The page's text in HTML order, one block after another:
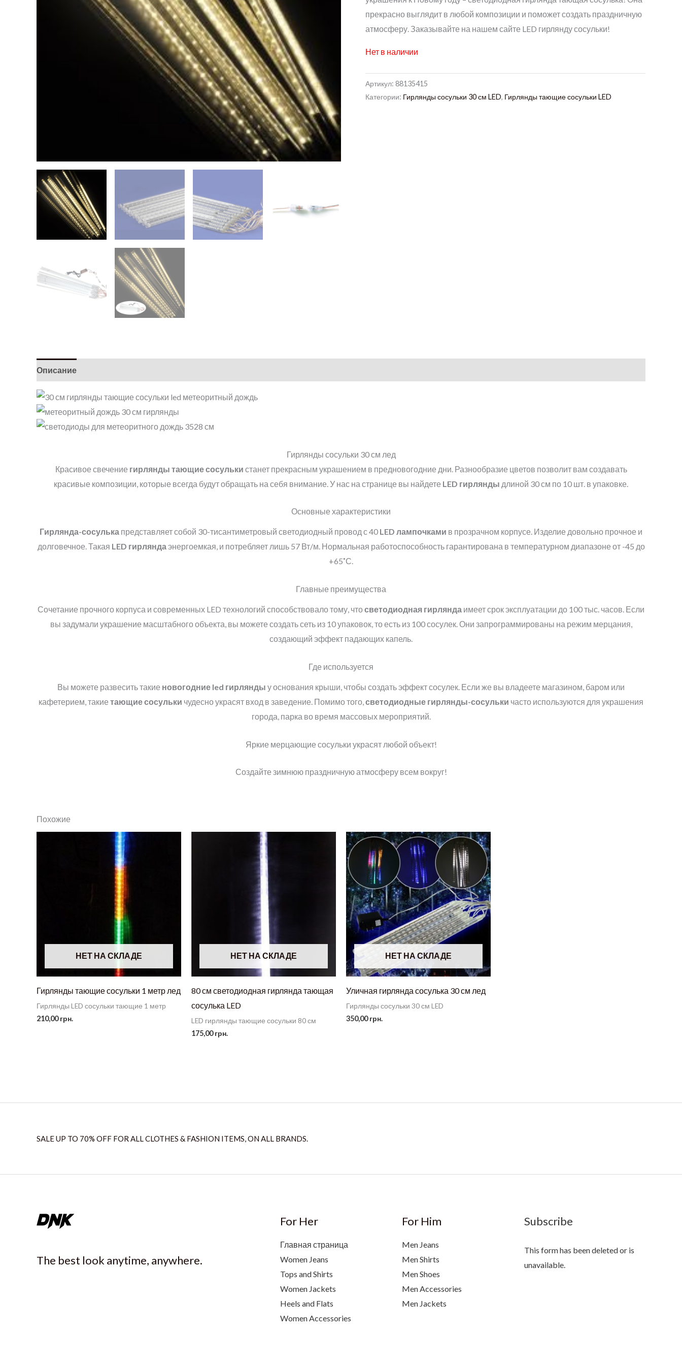
прекрасно выглядит в любой композиции и поможет создать праздничную
атмосферу. Заказывайте на нашем сайте LED гирлянду сосульки!
Нет в наличии
Артикул: 88135415
Категории: Гирлянды сосульки 30 см LED, Гирлянды тающие сосульки LED
Описание
Гирлянды сосульки 30 см лед
Красивое свечение гирлянды тающие сосульки станет прекрасным украшением в предновогодние дни. Разнообразие цветов позволит вам создавать
красивые композиции, которые всегда будут обращать на себя внимание. У нас на странице вы найдете LED гирлянды длиной 30 см по 10 шт. в упаковке.
Основные характеристики
Гирлянда-сосулька представляет собой 30-тисантиметровый светодиодный провод с 40 LED лампочками в прозрачном корпусе. Изделие довольно прочное и
долговечное. Такая LED гирляндаэнергоемкая, и потребляет лишь 57 Вт/м. Нормальная работоспособность гарантирована в температурном диапазоне от -45 до
+65˚С.
Главные преимущества
Сочетание прочного корпуса и современных LED технологий способствовало тому, чтосветодиодная гирлянда имеет срок эксплуатации до 100 тыс. часов. Если
вы задумали украшение масштабного объекта, вы можете создать сеть из 10 упаковок, то есть из 100 сосулек. Они запрограммированы на режим мерцания,
создающий эффект падающих капель.
Где используется
Вы можете развесить такие новогодние led гирлянды у основания крыши, чтобы создать эффект сосулек. Если же вы владеете магазином, баром или
кафетерием, такие тающие сосульки чудесно украсят вход в заведение. Помимо того,светодиодные гирлянды-сосульки часто используются для украшения
города, парка во время массовых мероприятий.
Яркие мерцающие сосульки украсят любой объект!
Создайте зимнюю праздничную атмосферу всем вокруг!
Похожие
НЕТ НА СКЛАДЕ
Гирлянды тающие сосульки 1 метр лед
Гирлянды LED сосульки тающие 1 метр
210,00грн.
НЕТ НА СКЛАДЕ
80 см светодиодная гирлянда тающая
сосулька LED
LED гирлянды тающие сосульки 80 см
175,00грн.
НЕТ НА СКЛАДЕ
Уличная гирлянда сосулька 30 см лед
Гирлянды сосульки 30 см LED
350,00грн.
SALE UP TO 70% OFF FOR ALL CLOTHES & FASHION ITEMS, ON ALL BRANDS.
The best look anytime, anywhere.
For Her
Главная страница
Women Jeans
Tops and Shirts
Women Jackets
Heels and Flats
Women Accessories
For Him
Men Jeans
Men Shirts
Men Shoes
Men Accessories
Men Jackets
Subscribe
This form has been deleted or is
unavailable.